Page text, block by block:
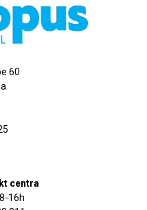
60
centra
16h